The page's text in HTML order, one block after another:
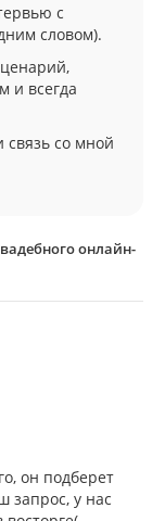
с
словом).
и всегда
со мной
онлайн-
он подберет
запрос, у нас